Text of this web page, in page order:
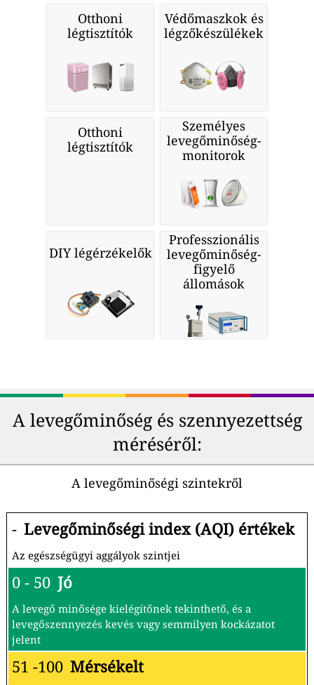
Otthoni
légtisztítók
Védőmaszkok és
légzőkészülékek
Otthoni
légtisztítók
Személyes
levegőminőség-
monitorok
DIY légérzékelők
Professzionális
levegőminőség-
figyelő
állomások
A levegőminőség és szennyezettség
méréséről:
A levegőminőségi szintekről
- Levegőminőségi index (AQI) értékek
Az egészségügyi aggályok szintjei
0 - 50 Jó
A levegő minősége kielégítőnek tekinthető, és a
levegőszennyezés kevés vagy semmilyen kockázatot
jelent
51 -100 Mérsékelt